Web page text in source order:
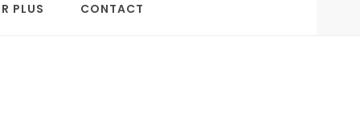
PLUS CONTACT